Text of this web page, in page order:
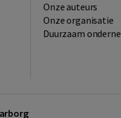
Onze auteurs
Onze organisatie
Duurzaam